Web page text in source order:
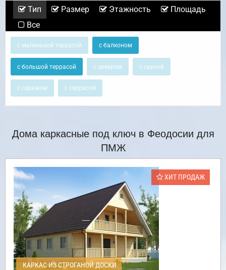
Тип Размер Этажность
Площадь
Все
с маленькой террасой с балконом
с большой террасой с эркером с сауной
с гаражом с террасой
Дома каркасные под ключ в Феодосии для
ПМЖ
ХИТ ПРОДАЖ
КАРКАС ИЗ СТРОГАНОЙ ДОСКИ